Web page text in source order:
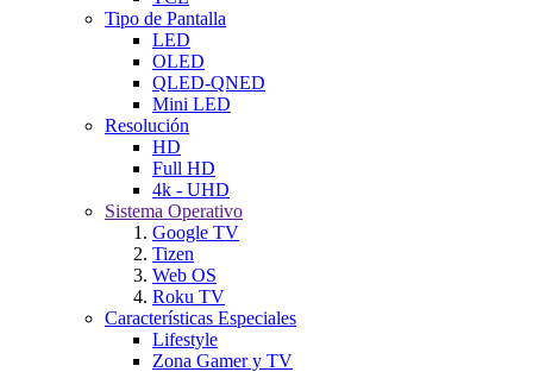
Tipo de Pantalla
LED
OLED
QLED-QNED
Mini LED
Resolución
HD
Full HD
4k - UHD
Sistema Operativo
Google TV
Tizen
Web OS
Roku TV
Características Especiales
Lifestyle
Zona Gamer y TV